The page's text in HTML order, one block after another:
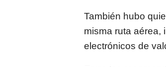
También hubo
misma ruta aérea,
electrónicos de